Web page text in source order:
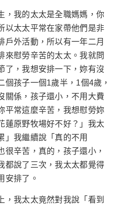
，我的太太是全職媽媽，你
以太太平常在家帶他們是非
戶外活動，所以有一年二月
來慰勞辛苦的太太。我就問
了，我想安排一下，妳有沒
個孩子一個1歲半，1個4歲，
關係，孩子還小，不用大費
平常這麼辛苦，我想慰勞妳
蓮原野牧場好不好？」我太
」我繼續說「真的不用
很辛苦，真的，孩子還小，
都說了三次，我太太都覺得
安排了。
，我太太竟然對我說「看到